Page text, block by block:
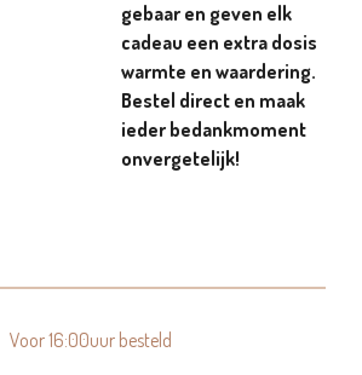
gebaar en geven elk
cadeau een extra dosis
warmte en waardering.
Bestel direct en maak
ieder bedankmoment
onvergetelijk!
Voor 16:00uur besteld